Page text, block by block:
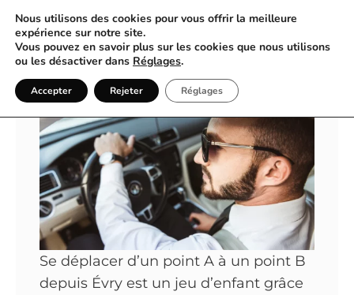
Un Service Taxi Inégalé à Évry
Se déplacer d’un point A à un point B
depuis Évry est un jeu d’enfant grâce
Nous utilisons des cookies pour vous offrir la meilleure
expérience sur notre site.
Vous pouvez en savoir plus sur les cookies que nous utilisons
ou les désactiver dans Réglages.
Accepter Rejeter Réglages